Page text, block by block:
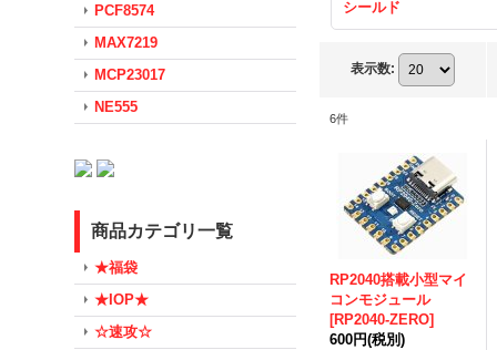
PCF8574
MAX7219
MCP23017
NE555
商品カテゴリ一覧
★福袋
★IOP★
☆速攻☆
シールド
表示数:
6件
RP2040搭載小型マイ
コンモジュール
[RP2040-ZERO]
600円(税別)